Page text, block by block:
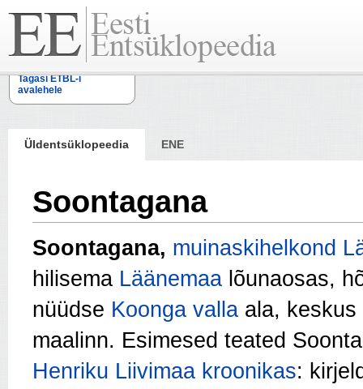
Tagasi ETBL-i
avalehele
Üldentsüklopeedia ENE
Soontagana
Soontagana, muinaskihelkond
hilisema Läänemaa lõunaosas,
nüüdse Koonga valla ala, keskus
maalinn. Esimesed teated
Henriku Liivimaa kroonikas: